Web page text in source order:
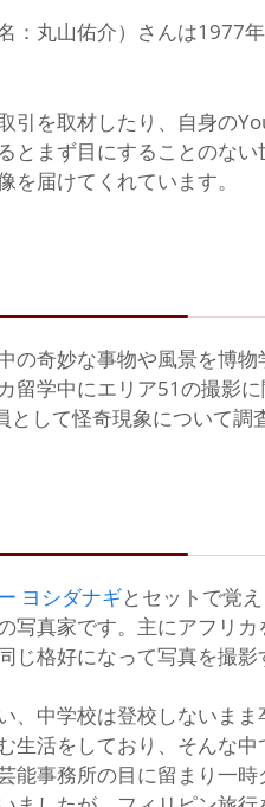
：丸山佑介）さんは1977
引を取材したり、自身の
とまず目にすることのな
を届けてくれています。
の奇妙な事物や風景を博
留学中にエリア51の撮影
として怪奇現象について調
ヨシダナギとセットで覚
写真家です。主にアフリ
じ格好になって写真を撮影
、中学校は登校しないま
生活をしており、そんな
能事務所の目に留まり一